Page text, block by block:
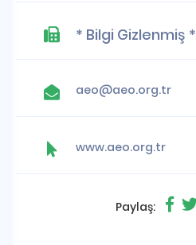
* Bilgi Gizlenmiş *
aeo@aeo.org.tr
www.aeo.org.tr
Paylaş: